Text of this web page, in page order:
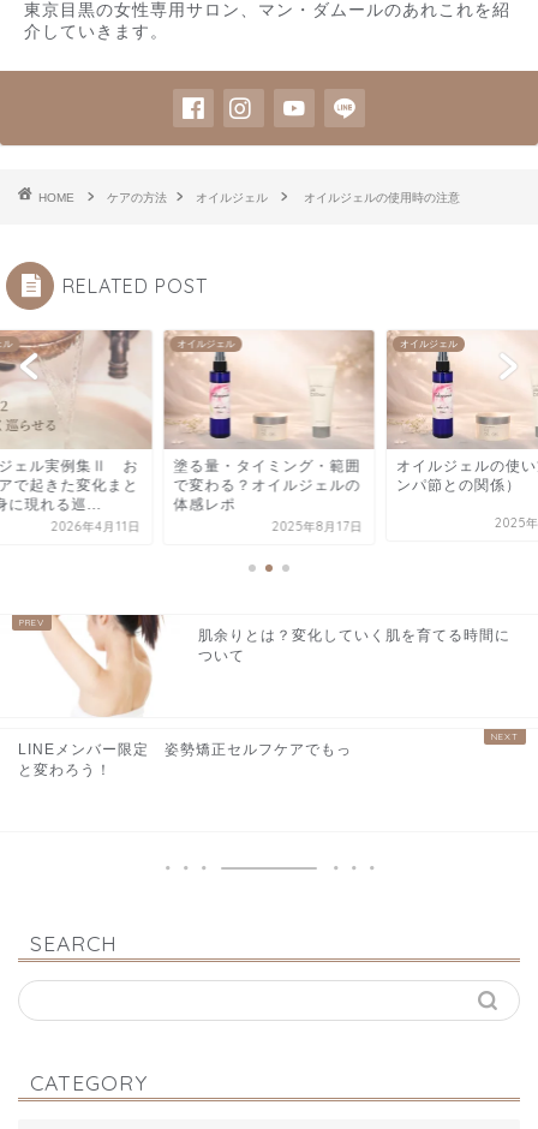
東京目黒の女性専用サロン、マン・ダムールのあれこれを紹
介していきます。
HOME ケアの方法 オイルジェル オイルジェルの使用時の注意
RELATED POST
ル
タイミング・範囲
？オイルジェルの
2025年8月17日
オイルジェル
オイルジェルの使い方（リ
ンパ節との関係）
2025年8月18日
オイルジェル
オイルジェル実
風呂ケアで起きた
2026
肌余りとは？変化していく肌を育てる時間に
ついて
LINEメンバー限定 姿勢矯正セルフケアでもっ
と変わろう！
SEARCH
CATEGORY